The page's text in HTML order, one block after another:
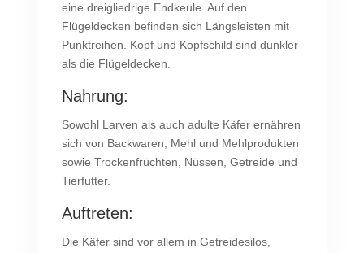
eine dreigliedrige Endkeule. Auf den
Flügeldecken befinden sich Längsleisten mit
Punktreihen. Kopf und Kopfschild sind dunkler
als die Flügeldecken.
Nahrung:
Sowohl Larven als auch adulte Käfer ernähren
sich von Backwaren, Mehl und Mehlprodukten
sowie Trockenfrüchten, Nüssen, Getreide und
Tierfutter.
Auftreten:
Die Käfer sind vor allem in Getreidesilos,